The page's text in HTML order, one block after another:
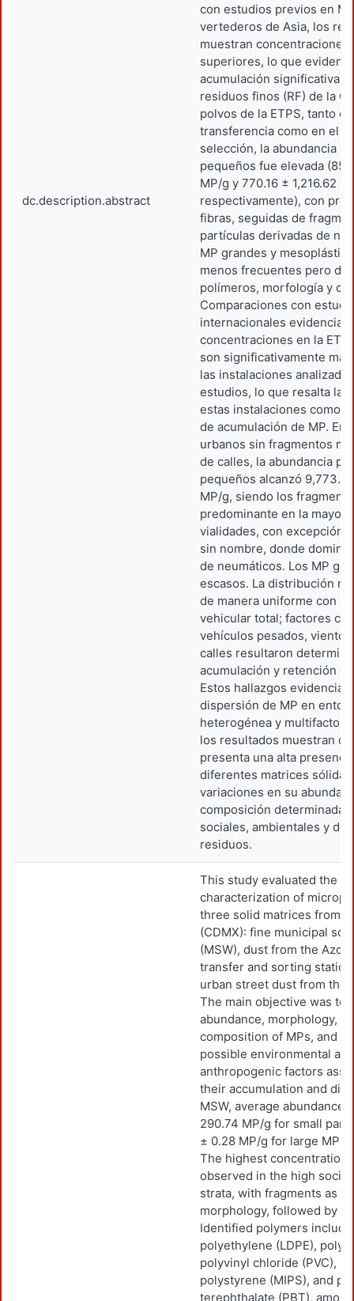
dc.description.abstract
con estudios previos en
vertederos de Asia, los
muestran concentraciones
superiores, lo que
acumulación significativa
residuos finos (RF) de la
polvos de la ETPS, tanto
transferencia como en el
selección, la abundancia
pequeños fue elevada
MP/g y 770.16 ± 1,216.62
respectivamente), con
fibras, seguidas de
partículas derivadas de
MP grandes y
menos frecuentes pero
polímeros, morfología y
Comparaciones con
internacionales evidencian
concentraciones en la
son significativamente
las instalaciones
estudios, lo que resalta la
estas instalaciones como
de acumulación de MP. En
urbanos sin fragmentos
de calles, la abundancia
pequeños alcanzó
MP/g, siendo los
predominante en la
vialidades, con excepción
sin nombre, donde
de neumáticos. Los MP
escasos. La distribución
de manera uniforme con la
vehicular total; factores
vehículos pesados, viento
calles resultaron
acumulación y retención
Estos hallazgos evidencian
dispersión de MP en
heterogénea y
los resultados muestran
presenta una alta
diferentes matrices
variaciones en su
composición
sociales, ambientales y de
residuos.
This study evaluated the
characterization of
three solid matrices from
(CDMX): fine municipal
(MSW), dust from the
transfer and sorting station
urban street dust from the
The main objective was to
abundance, morphology,
composition of MPs, and
possible environmental
anthropogenic factors
their accumulation and
MSW, average
290.74 MP/g for small
± 0.28 MP/g for large MPs
The highest
observed in the high
strata, with fragments as
morphology, followed by
Identified polymers
polyethylene (LDPE),
polyvinyl chloride (PVC),
polystyrene (MIPS), and
terephthalate (PBT),